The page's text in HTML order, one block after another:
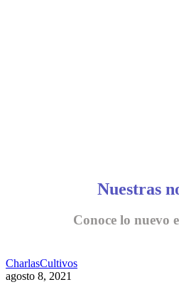
Nuestras
Conoce lo nuevo
CharlasCultivos
agosto 8, 2021